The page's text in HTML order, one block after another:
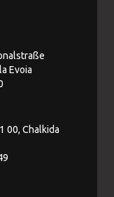
Evoia
00, Chalkida